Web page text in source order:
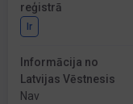
reģistrā
Ir
Informācija no
Latvijas Vēstnesis
Nav